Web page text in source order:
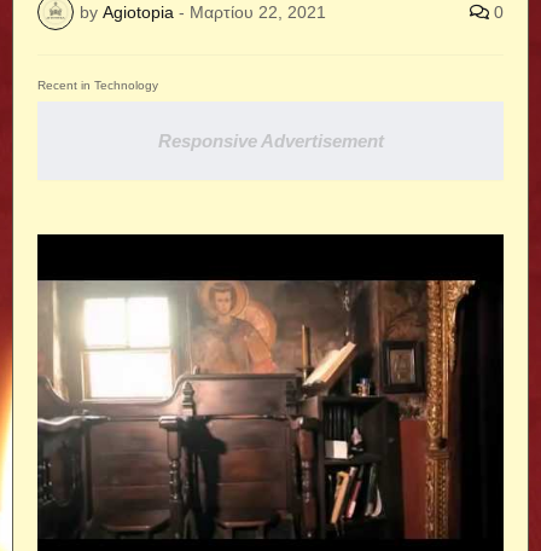
by Agiotopia - Μαρτίου 22, 2021 0
Recent in Technology
Responsive Advertisement